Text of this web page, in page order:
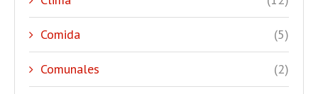
Comida (5)
Comunales (2)